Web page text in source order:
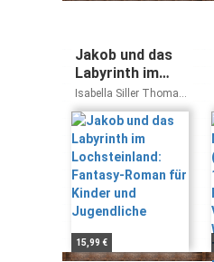
Jakob und das
Labyrinth im
Lochsteinland:
Fantasy-Roman
für Kinder und
Jugendliche
Isabella Siller Thomas
Schrems
15,99 €